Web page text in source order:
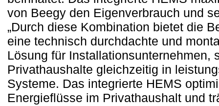
von Beegy den Eigenverbrauch und
„Durch diese Kombination bietet die
eine technisch durchdachte und
Lösung für Installationsunternehmen,
Privathaushalte gleichzeitig in
Systeme. Das integrierte HEMS
Energieflüsse im Privathaushalt und